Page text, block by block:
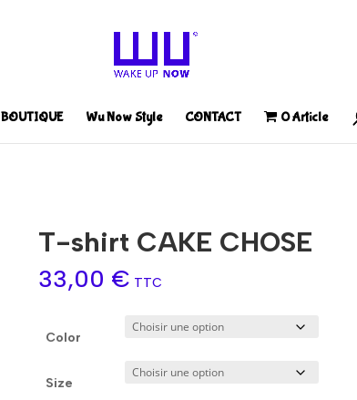
BOUTIQUE Wu Now Style CONTACT 0 Article
T-shirt CAKE CHOSE
33,00 € TTC
Color
Size